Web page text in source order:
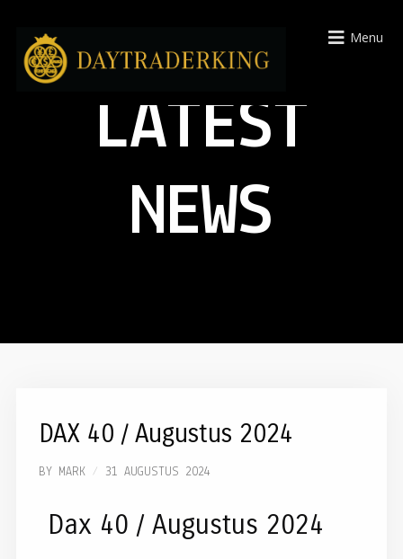
Menu
LATEST
NEWS
DAX 40 / Augustus 2024
BY MARK 31 AUGUSTUS 2024
Dax 40 / Augustus 2024